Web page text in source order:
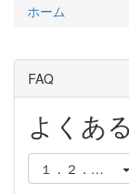
ホーム
FAQ
よくあ
１．２．本棚